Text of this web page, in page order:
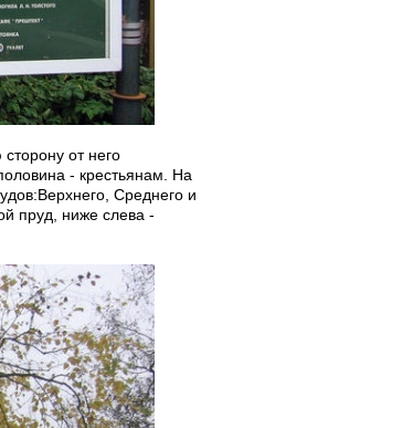
от него
- крестьянам. На
Среднего и
пруд, ниже слева -